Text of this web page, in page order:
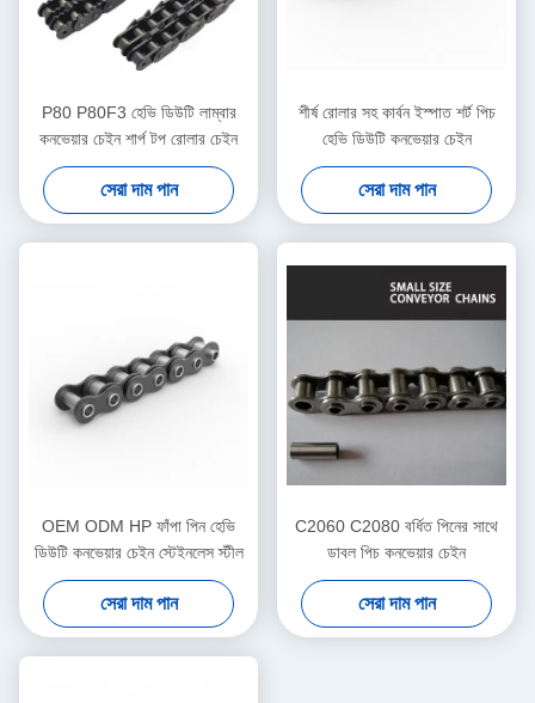
P80 P80F3 হেভি ডিউটি ​​লাম্বার
কনভেয়ার চেইন শার্প টপ রোলার চেইন
সেরা দাম পান
শীর্ষ রোলার সহ কার্বন ইস্পাত শর্ট পিচ
হেভি ডিউটি ​​কনভেয়ার চেইন
সেরা দাম পান
OEM ODM HP ফাঁপা পিন হেভি
ডিউটি ​​কনভেয়ার চেইন স্টেইনলেস স্টীল
সেরা দাম পান
C2060 C2080 বর্ধিত পিনের সাথে
ডাবল পিচ কনভেয়ার চেইন
সেরা দাম পান